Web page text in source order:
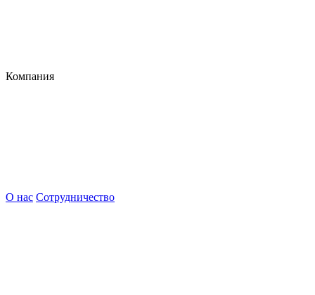
Компания
О нас Сотрудничество